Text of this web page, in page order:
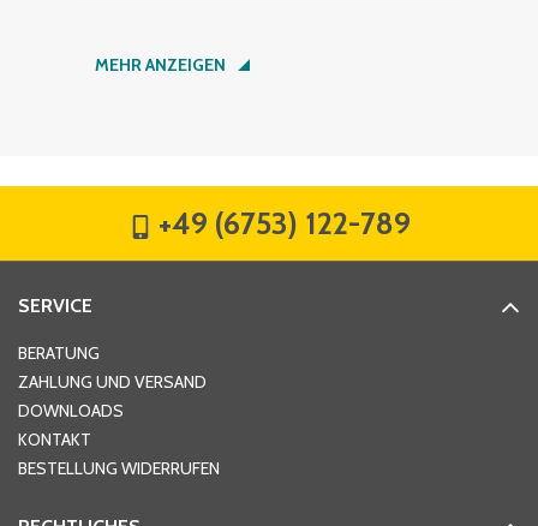
Nachname*
Hausnummer
MEHR ANZEIGEN
+49 (6753) 122-789
SERVICE
BERATUNG
ZAHLUNG UND VERSAND
DOWNLOADS
KONTAKT
BESTELLUNG WIDERRUFEN